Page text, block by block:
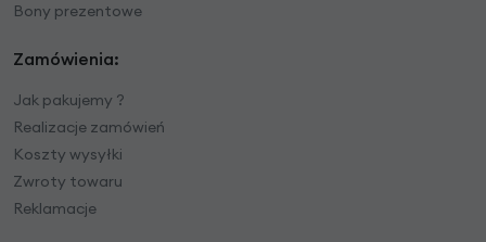
Bony prezentowe
Zamówienia:
Jak pakujemy ?
Realizacje zamówień
Koszty wysyłki
Zwroty towaru
Reklamacje